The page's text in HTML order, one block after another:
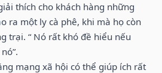
thích cho khách hàng những
ra một ly cà phê, khi mà họ còn
trại. “ Nó rất khó đề hiểu nếu
mạng xã hội có thể giúp ích rất